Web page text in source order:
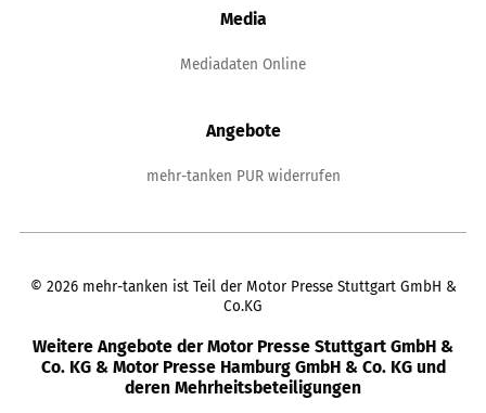
Media
Mediadaten Online
Angebote
mehr-tanken PUR widerrufen
© 2026 mehr-tanken ist Teil der Motor Presse Stuttgart GmbH &
Co.KG
Weitere Angebote der Motor Presse Stuttgart GmbH &
Co. KG & Motor Presse Hamburg GmbH & Co. KG und
deren Mehrheitsbeteiligungen